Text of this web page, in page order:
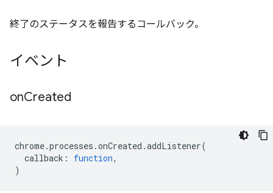
終了のステータスを報告するコールバック。
イベント
onCreated
chrome.processes .onCreated .addListener(
callback : function,
)